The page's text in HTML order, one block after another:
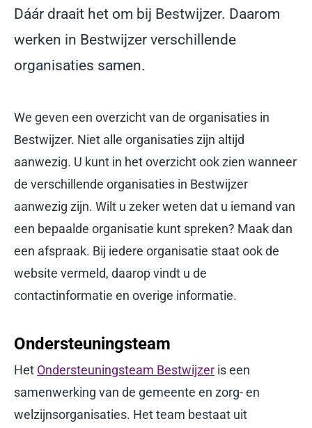
Dáár draait het om bij Bestwijzer. Daarom
werken in Bestwijzer verschillende
organisaties samen.
We geven een overzicht van de organisaties in
Bestwijzer. Niet alle organisaties zijn altijd
aanwezig. U kunt in het overzicht ook zien wanneer
de verschillende organisaties in Bestwijzer
aanwezig zijn. Wilt u zeker weten dat u iemand van
een bepaalde organisatie kunt spreken? Maak dan
een afspraak. Bij iedere organisatie staat ook de
website vermeld, daarop vindt u de
contactinformatie en overige informatie.
Ondersteuningsteam
Het Ondersteuningsteam Bestwijzer is een
samenwerking van de gemeente en zorg- en
welzijnsorganisaties. Het team bestaat uit